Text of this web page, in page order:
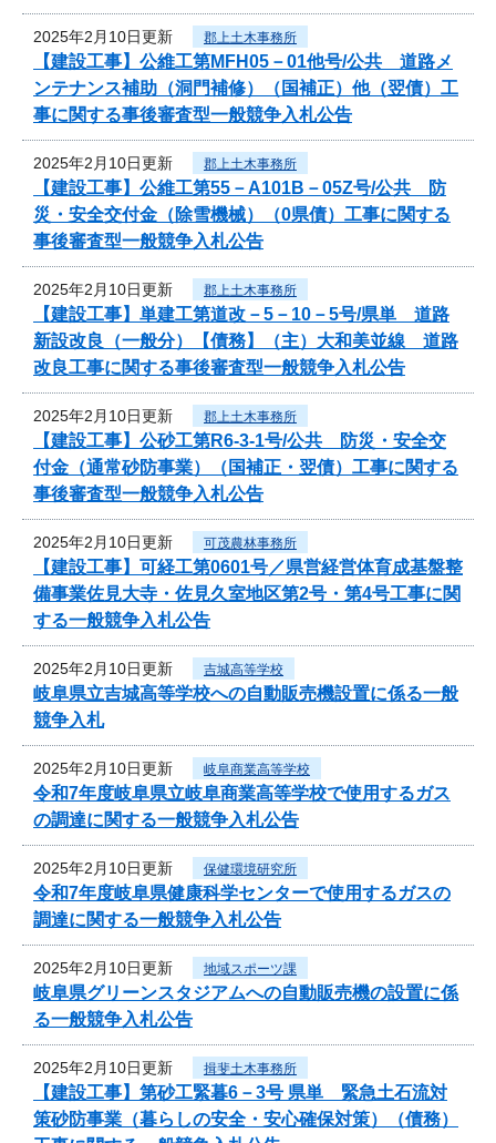
2025年2月10日更新 郡上土木事務所
【建設工事】公維工第MFH05－01他号/公共 道路メ
ンテナンス補助（洞門補修）（国補正）他（翌債）工
事に関する事後審査型一般競争入札公告
2025年2月10日更新 郡上土木事務所
【建設工事】公維工第55－A101B－05Z号/公共 防
災・安全交付金（除雪機械）（0県債）工事に関する
事後審査型一般競争入札公告
2025年2月10日更新 郡上土木事務所
【建設工事】単建工第道改－5－10－5号/県単 道路
新設改良（一般分）【債務】（主）大和美並線 道路
改良工事に関する事後審査型一般競争入札公告
2025年2月10日更新 郡上土木事務所
【建設工事】公砂工第R6-3-1号/公共 防災・安全交
付金（通常砂防事業）（国補正・翌債）工事に関する
事後審査型一般競争入札公告
2025年2月10日更新 可茂農林事務所
【建設工事】可経工第0601号／県営経営体育成基盤整
備事業佐見大寺・佐見久室地区第2号・第4号工事に関
する一般競争入札公告
2025年2月10日更新 吉城高等学校
岐阜県立吉城高等学校への自動販売機設置に係る一般
競争入札
2025年2月10日更新 岐阜商業高等学校
令和7年度岐阜県立岐阜商業高等学校で使用するガス
の調達に関する一般競争入札公告
2025年2月10日更新 保健環境研究所
令和7年度岐阜県健康科学センターで使用するガスの
調達に関する一般競争入札公告
2025年2月10日更新 地域スポーツ課
岐阜県グリーンスタジアムへの自動販売機の設置に係
る一般競争入札公告
2025年2月10日更新 揖斐土木事務所
【建設工事】第砂工緊暮6－3号 県単 緊急土石流対
策砂防事業（暮らしの安全・安心確保対策）（債務）